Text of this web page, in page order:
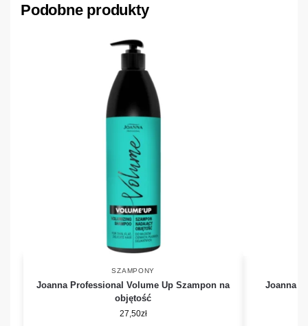
Podobne produkty
SZAMPONY
Joanna Professional Volume Up Szampon na
objętość
27,50zł
Joanna